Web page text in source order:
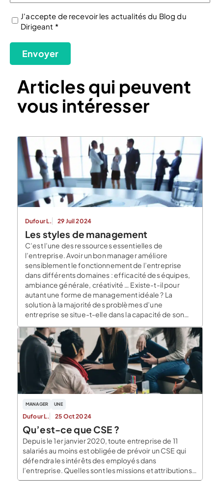
(Nécessaire)
J'accepte de recevoir les actualités du Blog du
Dirigeant *
Envoyer
Articles qui peuvent
vous intéresser
Dufour L. 29 Juil 2024
Les styles de management
C’est l’une des ressources essentielles de
l’entreprise. Avoir un bon manager améliore
sensiblement le fonctionnement de l’entreprise
dans différents domaines : efficacité des équipes,
ambiance générale, créativité … Existe-t-il pour
autant une forme de management idéale ? La
solution à la majorité des problèmes d’une
entreprise se situe-t-elle dans la capacité de son
MANAGER UNE
Dufour L. 25 Oct 2024
Qu’est-ce que CSE ?
Depuis le 1er janvier 2020, toute entreprise de 11
salariés au moins est obligée de prévoir un CSE qui
défendra les intérêts des employés dans
l’entreprise. Quelles sont les missions et attributions